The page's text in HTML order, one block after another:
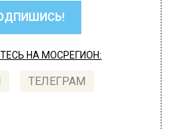
НА МОСРЕГИОН:
ТЕЛЕГРАМ